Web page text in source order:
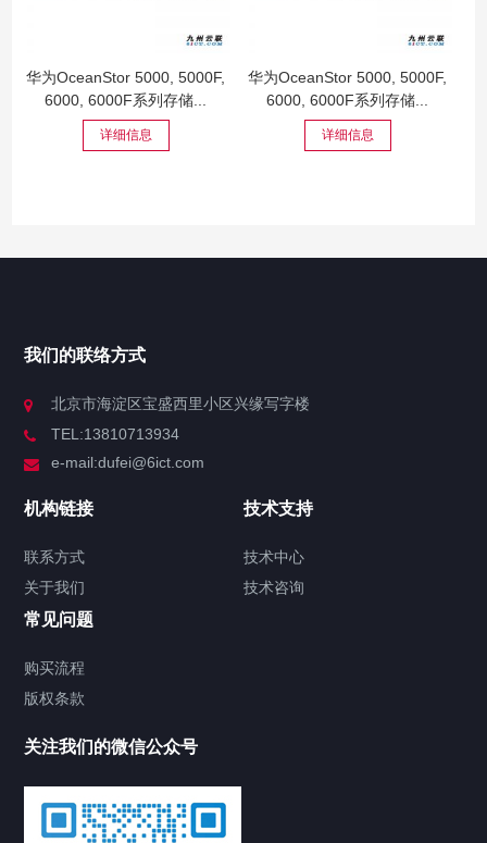
华为OceanStor 5000, 5000F,
6000, 6000F系列存储...
详细信息
华为OceanStor 5000, 5000F,
6000, 6000F系列存储...
详细信息
我们的联络方式
北京市海淀区宝盛西里小区兴缘写字楼
TEL:13810713934
e-mail:dufei@6ict.com
机构链接
联系方式
关于我们
技术支持
技术中心
技术咨询
常见问题
购买流程
版权条款
关注我们的微信公众号